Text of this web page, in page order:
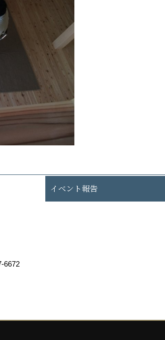
イベント報告
6672